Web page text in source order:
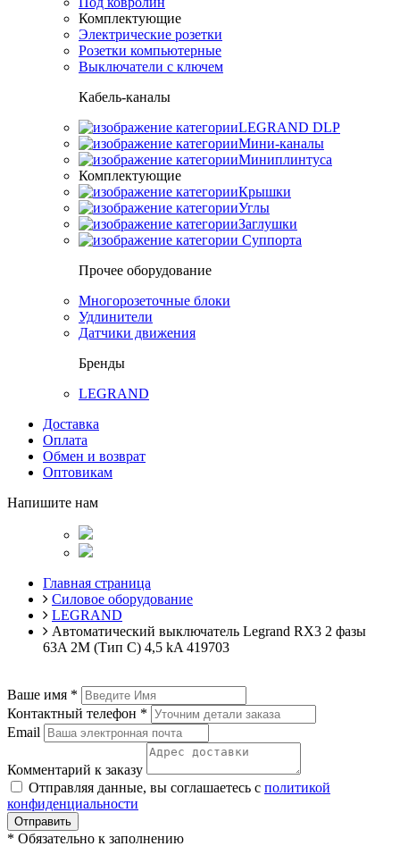
Комплектующие
Электрические розетки
Розетки компьютерные
Выключатели с ключем
Кабель-каналы
LEGRAND DLP
Мини-каналы
Миниплинтуса
Комплектующие
Крышки
Углы
Заглушки
Суппорта
Прочее оборудование
Многорозеточные блоки
Удлинители
Датчики движения
Бренды
LEGRAND
Доставка
Оплата
Обмен и возврат
Оптовикам
Напишите нам
Главная страница
Силовое оборудование
LEGRAND
Автоматический выключатель Legrand RX3 2 фазы
63A 2М (Тип C) 4,5 kA 419703
Ваше имя *
Контактный телефон *
Email
Комментарий к заказу
Отправляя данные, вы соглашаетесь с политикой
конфиденциальности
Отправить
* Обязательно к заполнению